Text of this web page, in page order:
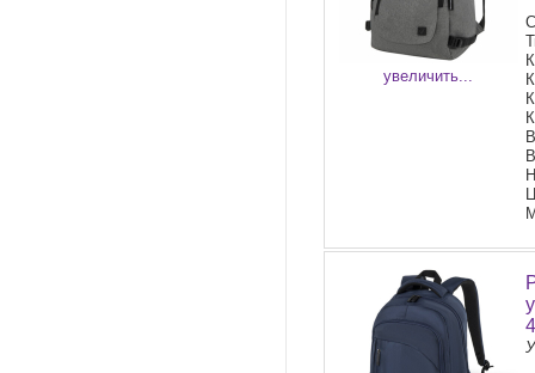
увеличить...